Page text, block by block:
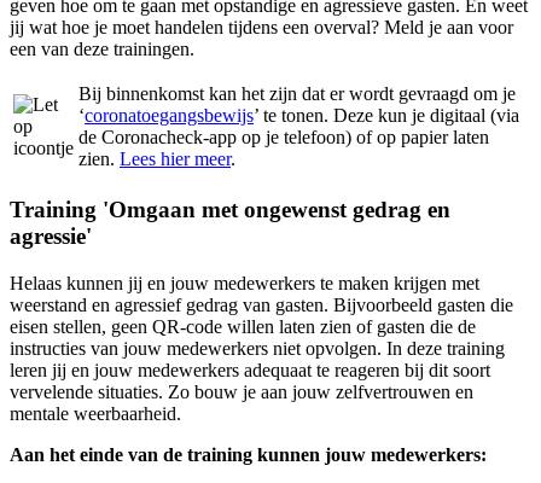
geven hoe om te gaan met opstandige en agressieve gasten. En weet
jij wat hoe je moet handelen tijdens een overval? Meld je aan voor
een van deze trainingen.
Bij binnenkomst kan het zijn dat er wordt gevraagd om je
‘coronatoegangsbewijs’ te tonen. Deze kun je digitaal (via
de Coronacheck-app op je telefoon) of op papier laten
zien. Lees hier meer.
Training 'Omgaan met ongewenst gedrag en
agressie'
Helaas kunnen jij en jouw medewerkers te maken krijgen met
weerstand en agressief gedrag van gasten. Bijvoorbeeld gasten die
eisen stellen, geen QR-code willen laten zien of gasten die de
instructies van jouw medewerkers niet opvolgen. In deze training
leren jij en jouw medewerkers adequaat te reageren bij dit soort
vervelende situaties. Zo bouw je aan jouw zelfvertrouwen en
mentale weerbaarheid.
Aan het einde van de training kunnen jouw medewerkers: